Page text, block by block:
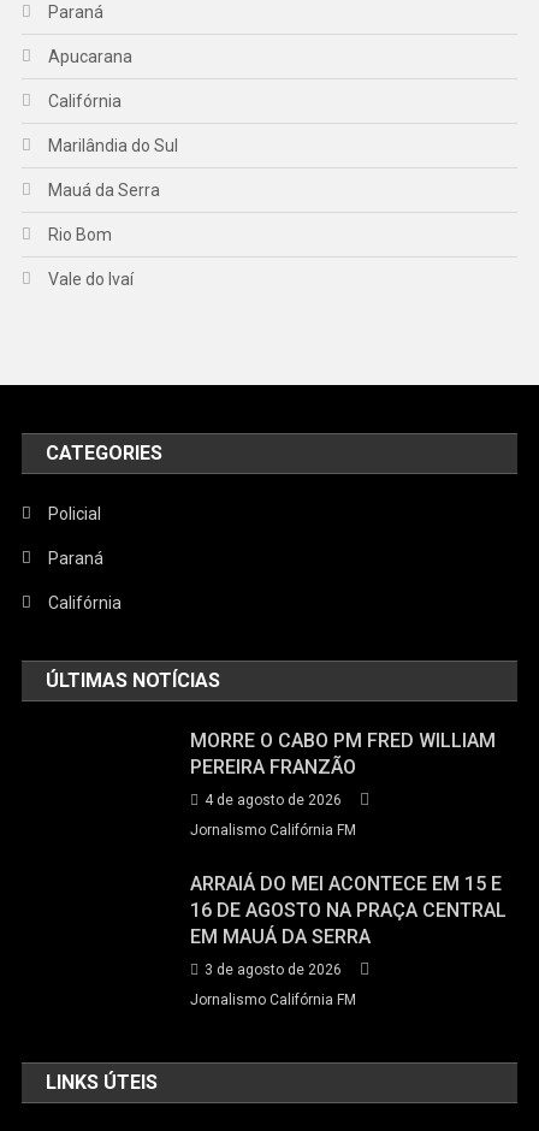
Paraná
Apucarana
Califórnia
Marilândia do Sul
Mauá da Serra
Rio Bom
Vale do Ivaí
CATEGORIES
Policial
Paraná
Califórnia
ÚLTIMAS NOTÍCIAS
MORRE O CABO PM FRED WILLIAM
PEREIRA FRANZÃO
4 de agosto de 2026
Jornalismo Califórnia FM
ARRAIÁ DO MEI ACONTECE EM 15 E
16 DE AGOSTO NA PRAÇA CENTRAL
EM MAUÁ DA SERRA
3 de agosto de 2026
Jornalismo Califórnia FM
LINKS ÚTEIS